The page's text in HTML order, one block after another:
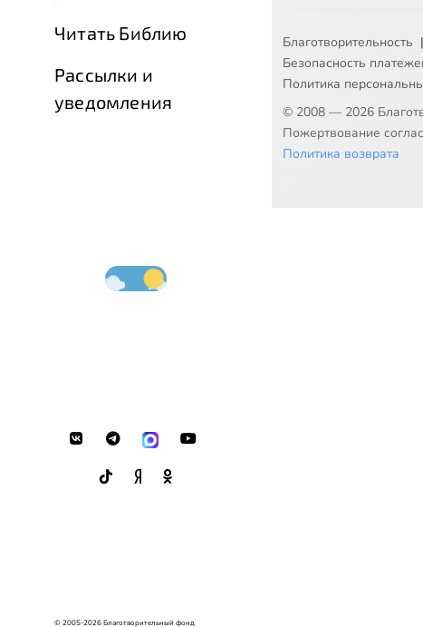
Читать Библию
Рассылки и
уведомления
© 2005-2026 Благотворительный фонд
Благотворительность |
Безопасность
Политика
© 2008 — 2026
Пожертвование
Политика возврата